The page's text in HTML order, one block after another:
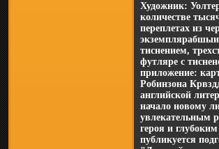
Художник:
количестве
переплетах из
тиснением,
футляре с
приложение:
Робинзона
английской
начало новому
увлекательным
героя и
публикуется